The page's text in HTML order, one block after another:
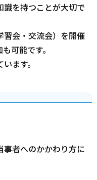
識を持つことが大切で
会・交流会）を開催
可能です。
ます。
事者へのかかわり方に